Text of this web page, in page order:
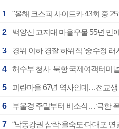
1 "올해 코스피 사이드카 43회 중
2 백양산 고지대 마을우물 55년 만
3 경위 이하 경찰 하위직 ‘중수청
4 해수부 청사, 북항 국제여객터미
5 피란마을 67년 역사인데…전교생
6 부울경 주말부터 비소식…‘극한
7 “낙동강권 삼락·을숙도·다대포